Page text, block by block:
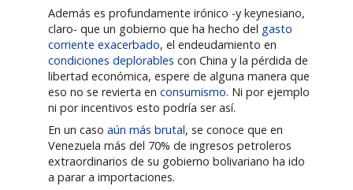
Además es profundamente irónico -y keynesiano,
claro- que un gobierno que ha hecho del gasto
corriente exacerbado, el endeudamiento en
condiciones deplorables con China y la pérdida de
libertad económica, espere de alguna manera que
eso no se revierta enconsumismo. Ni por ejemplo
ni por incentivos esto podría ser así.
En un casoaún más brutal, se conoce que en
Venezuela más del 70% de ingresos petroleros
extraordinarios de su gobierno bolivariano ha ido
a parar a importaciones.